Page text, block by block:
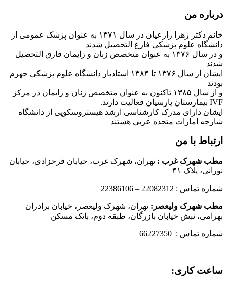
درباره من
خانم دکتر زهرا زارعیان در سال ۱۳۷۱ به عنوان پزشک عمومی از
دانشگاه علوم پزشکی فارغ التحصیل شدند
و در سال ۱۳۷۶ به عنوان متخصص زنان و زایمان فارق التحصیل
شدند
ایشان از سال ۱۳۷۶ تا ۱۳۸۴ استادیار دانشگاه علوم پزشکی جهرم
بودند
و از سال ۱۳۸۵ تاکنون به عنوان متخصص زنان و زایمان در مرکز
IVF بیمارستان پارسیان فعالیت دارند.
ایشان دارای مدرک کارشناسی ارشد هیستروسکوپی از دانشگاه
شارجه امارات متحده عربی هستند
ارتباط با من
مطب شهرک غرب : تهران، شهرک غرب، خیابان فرحزادی، خیابان
نورانی، پلاک ۴۱
شماره تماس : 22082312 – 22386106
مطب شهرک ولیعصر: تهران، شهرک ولیعصر، خیابان برادران
بهرامی، نبش خیابان بازرگان، طبقه دوم، بانک مسکن
شماره تماس : 66227350
ساعت کاری: